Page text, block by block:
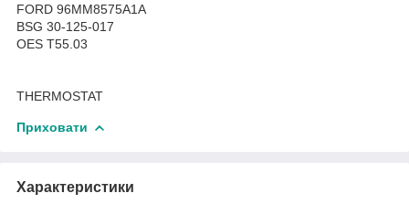
FORD 96MM8575A1A
BSG 30-125-017
OES T55.03
THERMOSTAT
Приховати
Характеристики